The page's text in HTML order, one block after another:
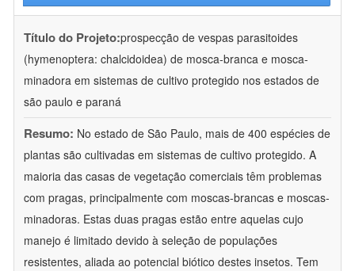
Título do Projeto:prospecção de vespas parasitoides
(hymenoptera: chalcidoidea) de mosca-branca e mosca-
minadora em sistemas de cultivo protegido nos estados de
são paulo e paraná
Resumo: No estado de São Paulo, mais de 400 espécies de
plantas são cultivadas em sistemas de cultivo protegido. A
maioria das casas de vegetação comerciais têm problemas
com pragas, principalmente com moscas-brancas e moscas-
minadoras. Estas duas pragas estão entre aquelas cujo
manejo é limitado devido à seleção de populações
resistentes, aliada ao potencial biótico destes insetos. Tem